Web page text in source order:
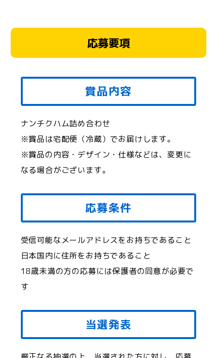
応募要項
賞品内容
ナンチクハム詰め合わせ
※賞品は宅配便（冷蔵）でお届けします。
※賞品の内容・デザイン・仕様などは、変更に
なる場合がございます。
応募条件
受信可能なメールアドレスをお持ちであること
日本国内に住所をお持ちであること
18歳未満の方の応募には保護者の同意が必要で
す
当選発表